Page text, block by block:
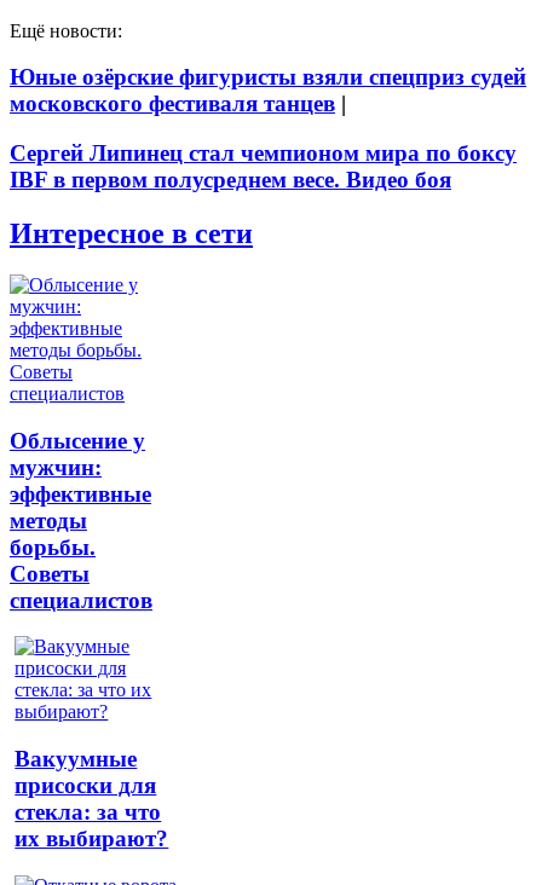
Ещё новости:
Юные озёрские фигуристы взяли спецприз судей
московского фестиваля танцев |
Сергей Липинец стал чемпионом мира по боксу
IBF в первом полусреднем весе. Видео боя
Интересное в сети
Облысение у
мужчин:
эффективные
методы
борьбы.
Советы
специалистов
Вакуумные
присоски для
стекла: за что
их выбирают?